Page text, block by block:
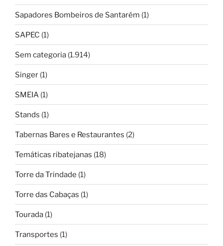
Sapadores Bombeiros de Santarém (1)
SAPEC (1)
Sem categoria (1.914)
Singer (1)
SMEIA (1)
Stands (1)
Tabernas Bares e Restaurantes (2)
Temáticas ribatejanas (18)
Torre da Trindade (1)
Torre das Cabaças (1)
Tourada (1)
Transportes (1)